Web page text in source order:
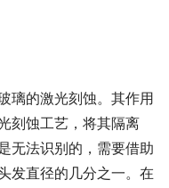
璃的激光刻蚀。其作用
刻蚀工艺，将其隔离
无法识别的，需要借助
发直径的几分之一。在